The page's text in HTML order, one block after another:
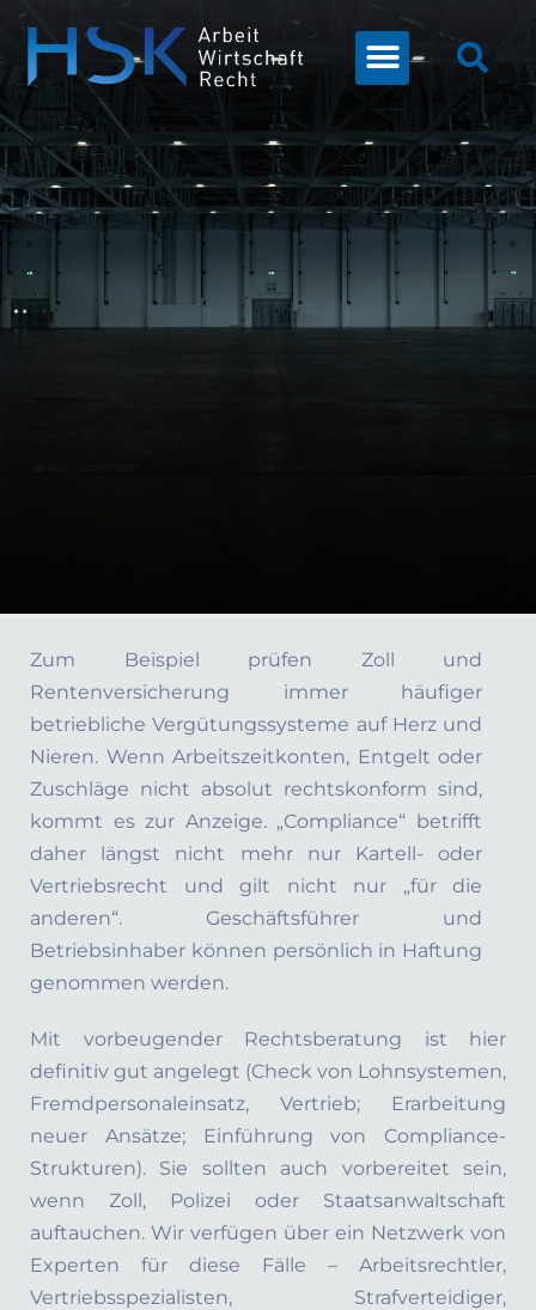
Zum Beispiel prüfen Zoll und
Rentenversicherung immer häufiger
betriebliche Vergütungssysteme auf Herz und
Nieren. Wenn Arbeitszeitkonten, Entgelt oder
Zuschläge nicht absolut rechtskonform sind,
kommt es zur Anzeige. „Compliance“ betrifft
daher längst nicht mehr nur Kartell- oder
Vertriebsrecht und gilt nicht nur „für die
anderen“. Geschäftsführer und
Betriebsinhaber können persönlich in Haftung
genommen werden.
Mit vorbeugender Rechtsberatung ist hier
definitiv gut angelegt (Check von Lohnsystemen,
Fremdpersonaleinsatz, Vertrieb; Erarbeitung
neuer Ansätze; Einführung von Compliance-
Strukturen). Sie sollten auch vorbereitet sein,
wenn Zoll, Polizei oder Staatsanwaltschaft
auftauchen. Wir verfügen über ein Netzwerk von
Experten für diese Fälle – Arbeitsrechtler,
Vertriebsspezialisten, Strafverteidiger,